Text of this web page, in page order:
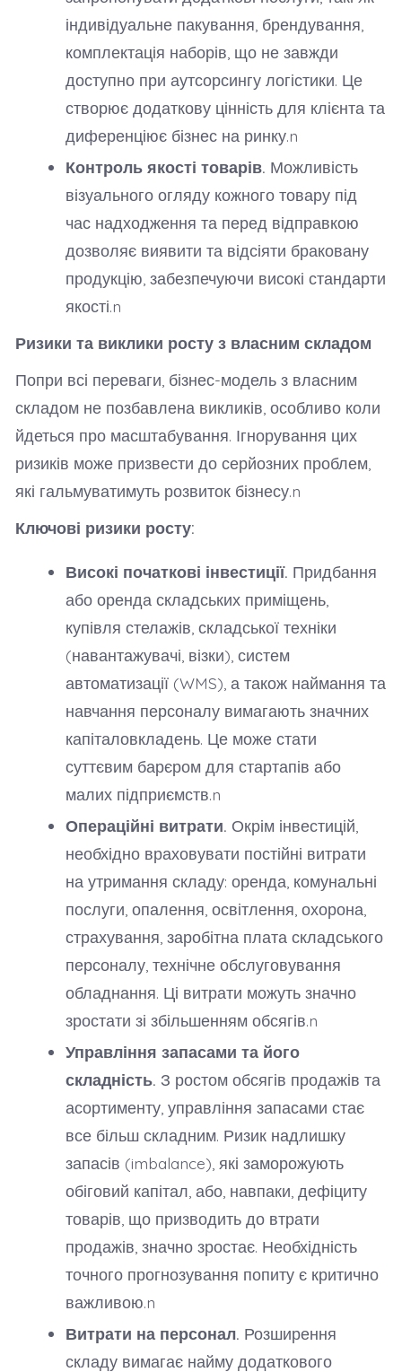
індивідуальне пакування, брендування,
комплектація наборів, що не завжди
доступно при аутсорсингу логістики. Це
створює додаткову цінність для клієнта та
диференціює бізнес на ринку.n
Контроль якості товарів. Можливість
візуального огляду кожного товару під
час надходження та перед відправкою
дозволяє виявити та відсіяти браковану
продукцію, забезпечуючи високі стандарти
якості.n
Ризики та виклики росту з власним складом
Попри всі переваги, бізнес-модель з власним
складом не позбавлена викликів, особливо коли
йдеться про масштабування. Ігнорування цих
ризиків може призвести до серйозних проблем,
які гальмуватимуть розвиток бізнесу.n
Ключові ризики росту:
Високі початкові інвестиції. Придбання
або оренда складських приміщень,
купівля стелажів, складської техніки
(навантажувачі, візки), систем
автоматизації (WMS), а також наймання та
навчання персоналу вимагають значних
капіталовкладень. Це може стати
суттєвим барєром для стартапів або
малих підприємств.n
Операційні витрати. Окрім інвестицій,
необхідно враховувати постійні витрати
на утримання складу: оренда, комунальні
послуги, опалення, освітлення, охорона,
страхування, заробітна плата складського
персоналу, технічне обслуговування
обладнання. Ці витрати можуть значно
зростати зі збільшенням обсягів.n
Управління запасами та його
складність. З ростом обсягів продажів та
асортименту, управління запасами стає
все більш складним. Ризик надлишку
запасів (imbalance), які заморожують
обіговий капітал, або, навпаки, дефіциту
товарів, що призводить до втрати
продажів, значно зростає. Необхідність
точного прогнозування попиту є критично
важливою.n
Витрати на персонал. Розширення
складу вимагає найму додаткового